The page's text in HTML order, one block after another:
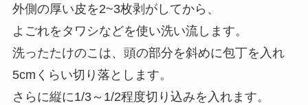
外側の厚い皮を2~3枚剥がしてから、
よごれをタワシなどを使い洗い流します。
洗ったたけのこは、頭の部分を斜めに包丁を入れ
5cmくらい切り落とします。
さらに縦に1/3～1/2程度切り込みを入れます。